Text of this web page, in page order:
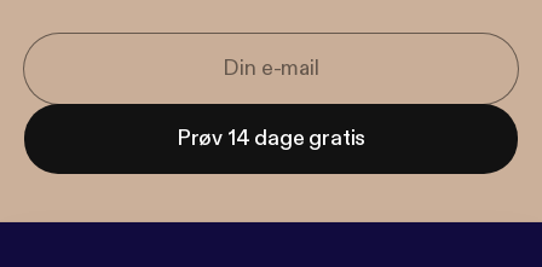
Prøv 14 dage gratis